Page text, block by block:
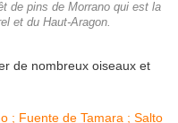
de pins de Morrano qui est la
et du Haut-Aragon.
de nombreux oiseaux et